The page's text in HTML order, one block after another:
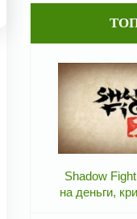
Shadow
на деньги,